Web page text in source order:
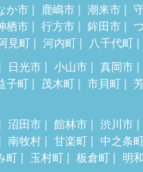
か市 鹿嶋市 潮来市
栖市 行方市 鉾田市
見町 河内町 八千代町
日光市 小山市
真岡市
子町 茂木町 市貝町
沼田市 館林市
渋川市
南牧村 甘楽町
中之条
町 玉村町 板倉町 明